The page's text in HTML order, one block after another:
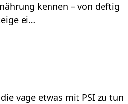
kennen – von deftig
ei…
vage etwas mit PSI zu tun